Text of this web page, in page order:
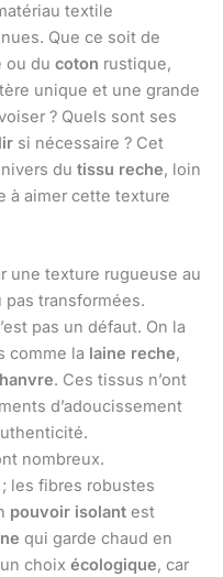
textile
Que ce soit de
ou du coton rustique,
unique et une grande
? Quels sont ses
si nécessaire ? Cet
du tissu reche, loin
à aimer cette texture
une texture rugueuse au
transformées.
pas un défaut. On la
comme la laine reche,
. Ces tissus n’ont
d’adoucissement
nombreux.
les fibres robustes
pouvoir isolant est
qui garde chaud en
choix écologique, car